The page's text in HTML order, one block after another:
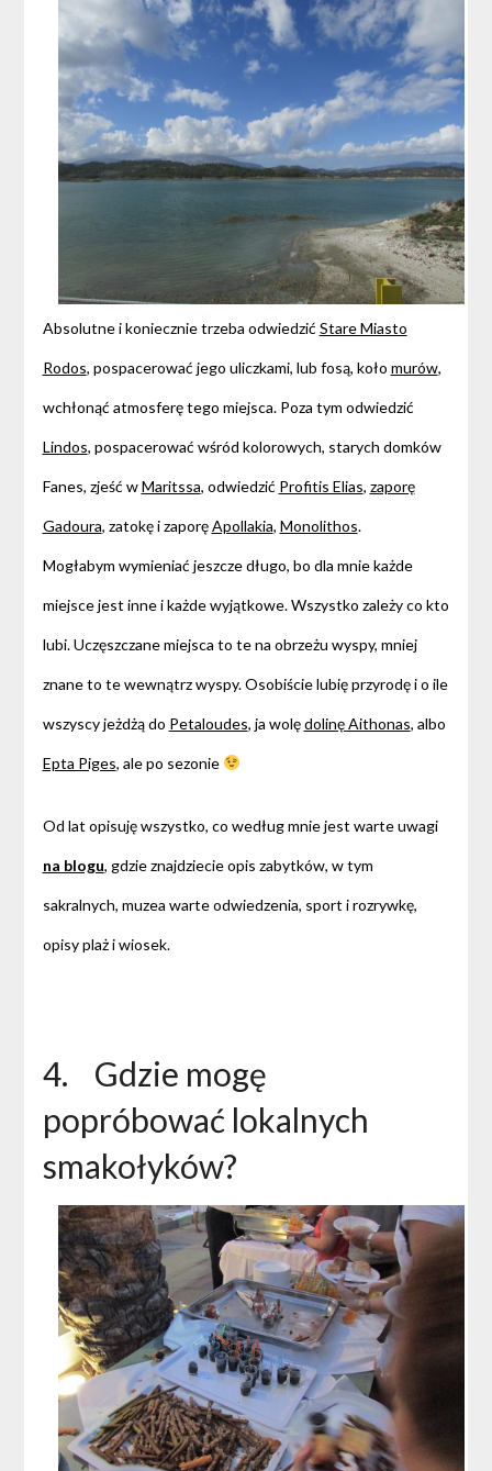
Absolutne i koniecznie trzeba odwiedzić Stare Miasto
Rodos, pospacerować jego uliczkami, lub fosą, koło murów,
wchłonąć atmosferę tego miejsca. Poza tym odwiedzić
Lindos, pospacerować wśród kolorowych, starych domków
Fanes, zjeść wMaritssa, odwiedzić Profitis Elias, zaporę
Gadoura, zatokę i zaporęApollakia, Monolithos.
Mogłabym wymieniać jeszcze długo, bo dla mnie każde
miejsce jest inne i każde wyjątkowe. Wszystko zależy co kto
lubi. Uczęszczane miejsca to te na obrzeżu wyspy, mniej
znane to te wewnątrz wyspy. Osobiście lubię przyrodę i o ile
wszyscy jeżdżą do Petaloudes, ja wolędolinę Aithonas, albo
Epta Piges, ale po sezonie
Od lat opisuję wszystko, co według mnie jest warte uwagi
na blogu, gdzie znajdziecie opis zabytków, w tym
sakralnych, muzea warte odwiedzenia, sport i rozrywkę,
opisy plaż i wiosek.
4. Gdzie mogę
popróbować lokalnych
smakołyków?